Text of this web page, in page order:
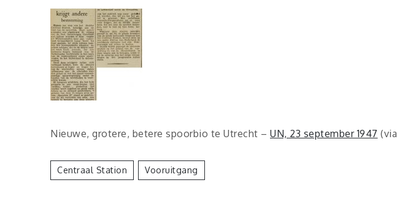
Nieuwe, grotere, betere spoorbio te Utrecht – UN, 23 september 1947 (via
Centraal Station Vooruitgang